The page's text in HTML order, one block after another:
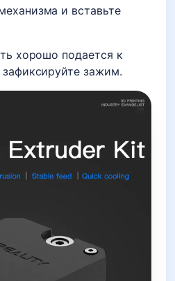
и вставьте
хорошо подается к
зафиксируйте зажим.